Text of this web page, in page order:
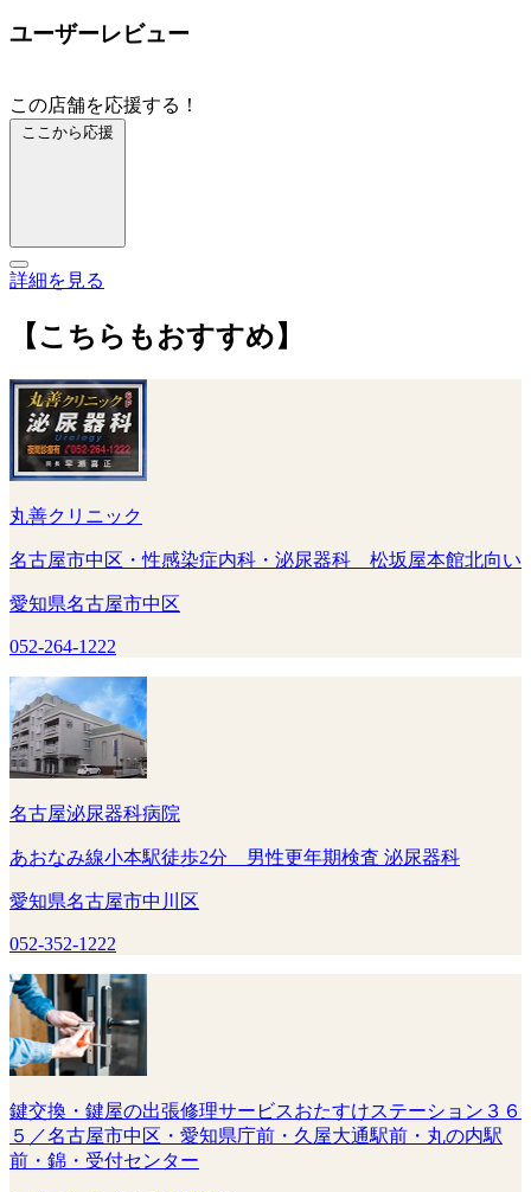
ユーザーレビュー
この店舗を応援する！
ここから応援
詳細を見る
【こちらもおすすめ】
丸善クリニック
名古屋市中区・性感染症内科・泌尿器科 松坂屋本館北向い
愛知県名古屋市中区
052-264-1222
名古屋泌尿器科病院
あおなみ線小本駅徒歩2分 男性更年期検査 泌尿器科
愛知県名古屋市中川区
052-352-1222
鍵交換・鍵屋の出張修理サービスおたすけステーション３６
５／名古屋市中区・愛知県庁前・久屋大通駅前・丸の内駅
前・錦・受付センター